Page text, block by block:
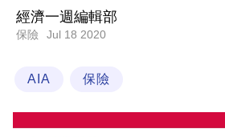
投
樓
理
經濟一週編輯部
保險 Jul 18 2020
AIA 保險